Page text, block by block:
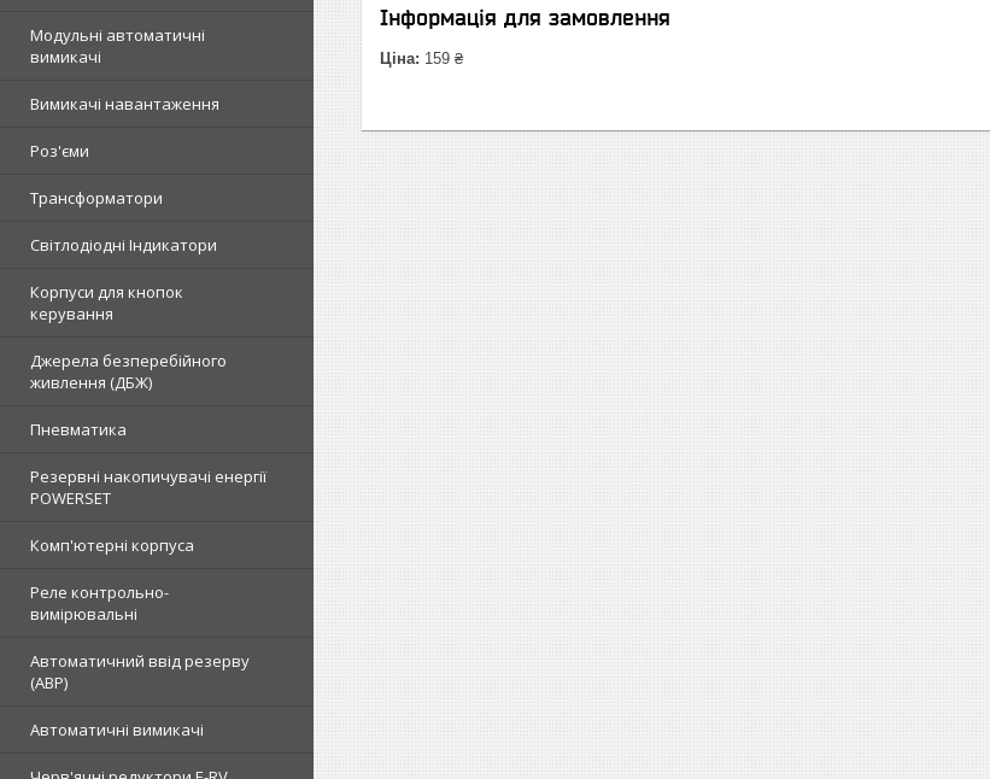
Модульні автоматичні
вимикачі
Вимикачі навантаження
Роз'єми
Трансформатори
Світлодіодні Індикатори
Корпуси для кнопок
керування
Джерела безперебійного
живлення (ДБЖ)
Пневматика
Резервні накопичувачі енергії
POWERSET
Комп'ютерні корпуса
Реле контрольно-
вимірювальні
Автоматичний ввід резерву
(АВР)
Автоматичні вимикачі
Інформація для замовлення
Ціна: 159 ₴